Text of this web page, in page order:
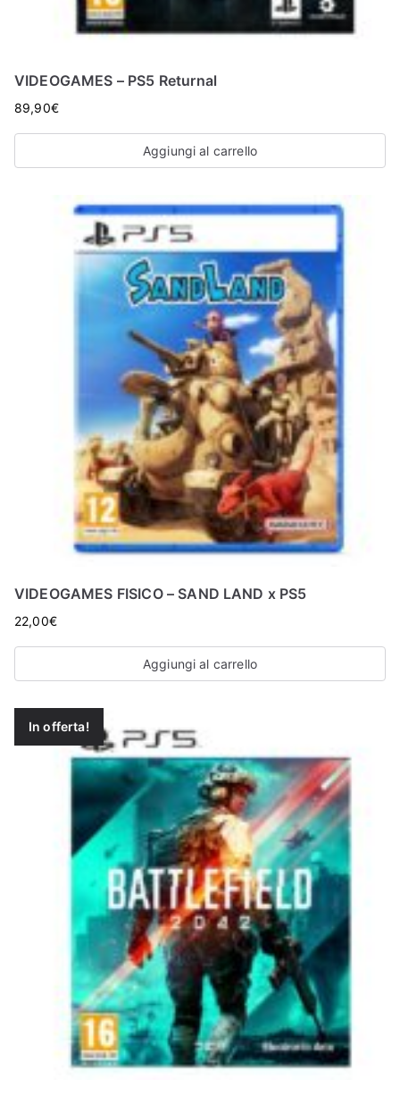
VIDEOGAMES – PS5 Returnal
89,90€
Aggiungi al carrello
VIDEOGAMES FISICO – SAND LAND x PS5
22,00€
Aggiungi al carrello
In offerta!